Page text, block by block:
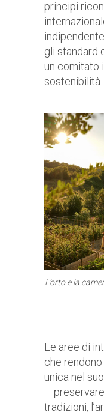
principi
gli standard
un comitato
sostenibilità.
L’orto e la
Le aree di
che
unica nel
–
tradizioni,